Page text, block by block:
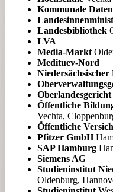
Kommunale
Landesbibliothek
LVA
Media-Markt
Medituev-Nord
Oberlandesgericht
Öffentliche
Vechta,
Öffentliche
Pfitzer GmbH
SAP Hamburg
Siemens AG
Studieninstitut
Oldenburg,